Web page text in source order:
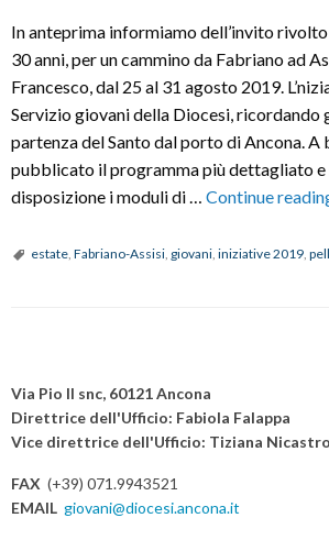
In anteprima informiamo dell’invito
30 anni, per un cammino da Fabriano ad
Francesco, dal 25 al 31 agosto 2019.
Servizio giovani della Diocesi, ricordando
partenza del Santo dal porto di Ancona. A
pubblicato il programma più dettagliato e
disposizione i moduli di … Continue
estate Fabriano-Assisi giovani iniziative 2019
o
s
t
N
a
Via Pio II snc, 60121 Ancona
Direttrice dell'Ufficio: Fabiola Falappa
Vice direttrice dell'Ufficio: Tiziana Nicastro
FAX (+39) 071.9943521
EMAIL giovani@diocesi.ancona.it